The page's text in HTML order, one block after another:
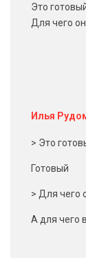
Это
Для чего
Илья
> Это
Готовый
> Для чего
А для чего